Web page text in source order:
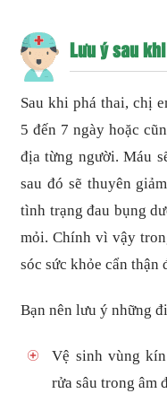
Lưu ý sau
Sau khi phá thai, chị
5 đến 7 ngày hoặc
địa từng người. Máu
sau đó sẽ thuyên
tình trạng đau bụng
mỏi. Chính vì vậy
sóc sức khỏe cẩn thận
Bạn nên lưu ý những
Vệ sinh vùng
rửa sâu trong âm